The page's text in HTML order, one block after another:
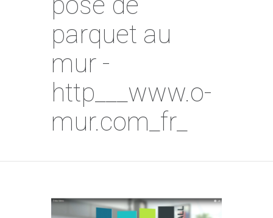
parquet au
mur -
http___www.o-
mur.com_fr_